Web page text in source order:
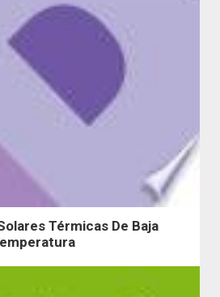
Térmicas De Baja